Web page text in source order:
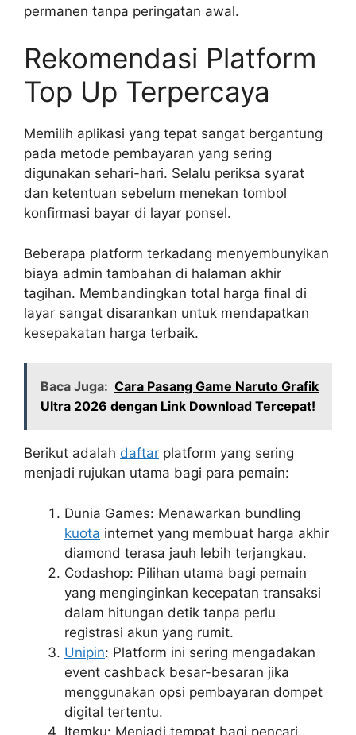
permanen tanpa peringatan awal.
Rekomendasi Platform
Top Up Terpercaya
Memilih aplikasi yang tepat sangat bergantung
pada metode pembayaran yang sering
digunakan sehari-hari. Selalu periksa syarat
dan ketentuan sebelum menekan tombol
konfirmasi bayar di layar ponsel.
Beberapa platform terkadang menyembunyikan
biaya admin tambahan di halaman akhir
tagihan. Membandingkan total harga final di
layar sangat disarankan untuk mendapatkan
kesepakatan harga terbaik.
Baca Juga: Cara Pasang Game Naruto Grafik
Ultra 2026 dengan Link Download Tercepat!
Berikut adalah daftar platform yang sering
menjadi rujukan utama bagi para pemain:
Dunia Games: Menawarkan bundling
kuota internet yang membuat harga akhir
diamond terasa jauh lebih terjangkau.
Codashop: Pilihan utama bagi pemain
yang menginginkan kecepatan transaksi
dalam hitungan detik tanpa perlu
registrasi akun yang rumit.
Unipin: Platform ini sering mengadakan
event cashback besar-besaran jika
menggunakan opsi pembayaran dompet
digital tertentu.
Itemku: Menjadi tempat bagi pencari